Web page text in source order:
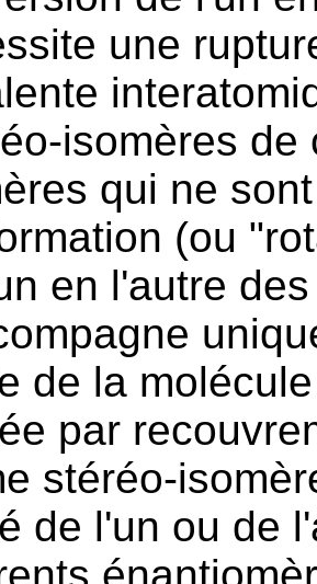
une
isomères
qui ne
(ou
en l'autre
de la
par
stéréo-
de l'un ou de